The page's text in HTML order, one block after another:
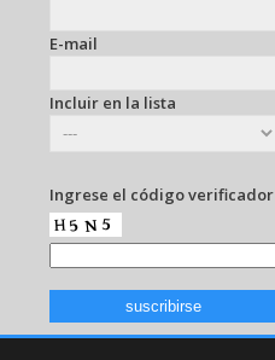
E-mail
Incluir en la lista
Ingrese el código verificador